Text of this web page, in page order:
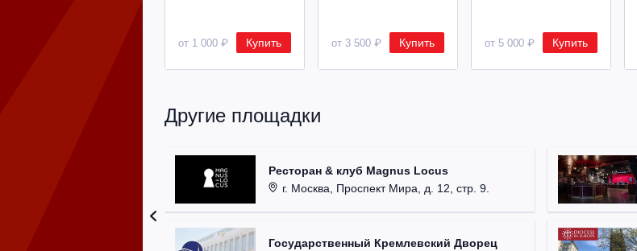
от 1 000 ₽ Купить от 3 500 ₽ Купить от 5 000 ₽ Купить
Другие площадки
Ресторан & клуб Magnus Locus
г. Москва, Проспект Мира, д. 12, стр. 9.
Государственный Кремлевский Дворец